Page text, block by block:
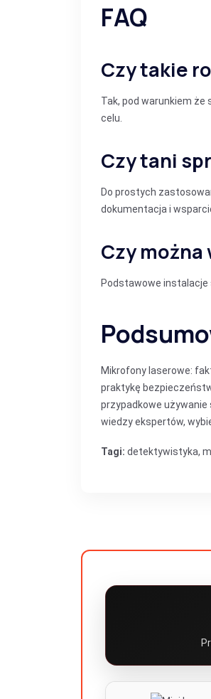
FAQ
Czy takie
Tak, pod warunkiem
celu.
Czy tani
Do prostych
dokumentacja i
Czy
Podstawowe instalacje
Mikrofony laserowe:
praktykę
przypadkowe
wiedzy ekspertów,
Tagi: detektywistyka,